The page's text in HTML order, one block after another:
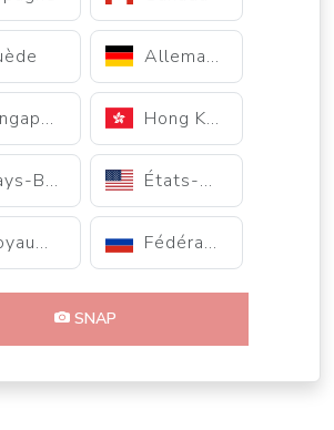
Allemagne
Singapour Hong Kong
Pays-Bas États-Unis
Royaume-Uni Fédération de Russie
SNAP